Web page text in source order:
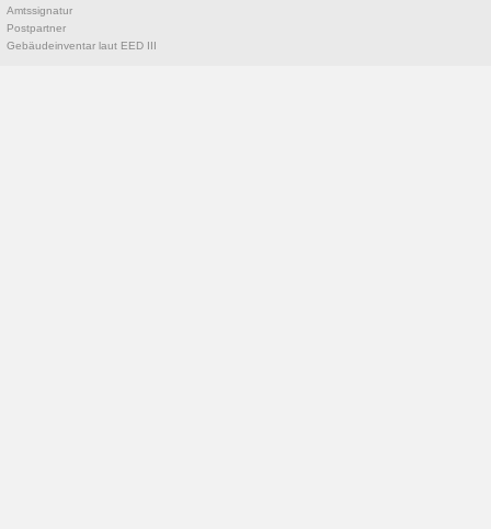
Amtssignatur
Postpartner
Gebäudeinventar laut EED III